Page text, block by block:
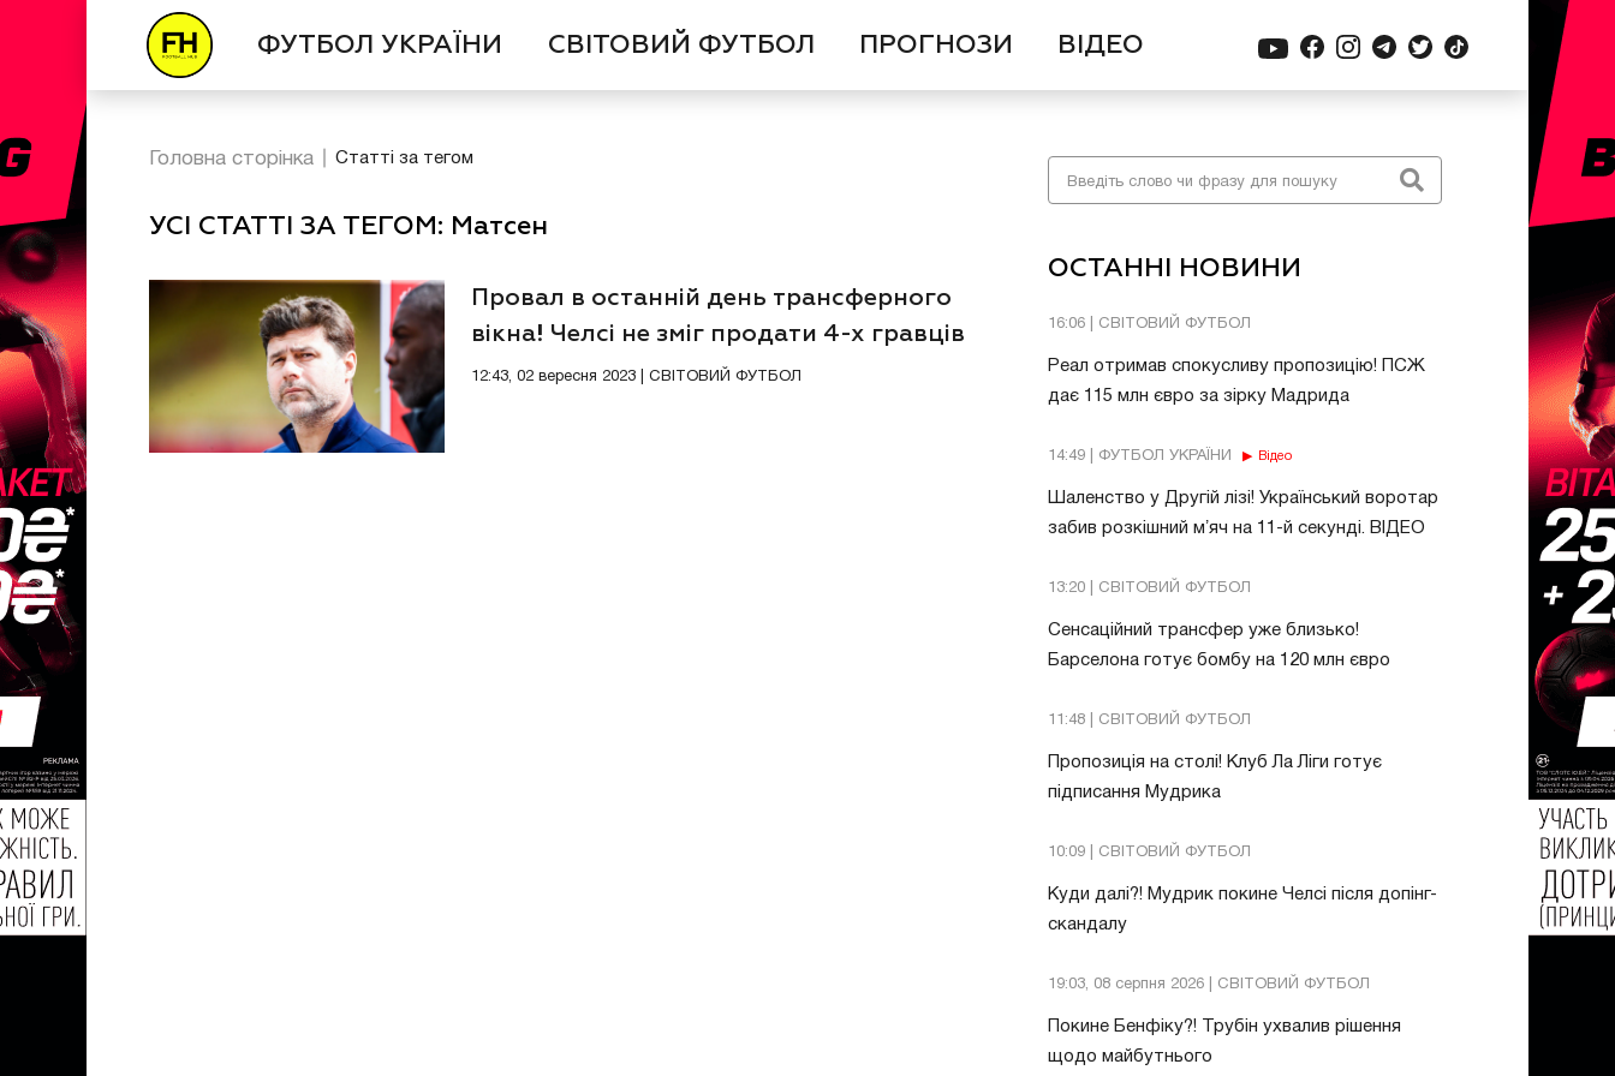
ФУТБОЛ УКРАЇНИ СВІТОВИЙ ФУТБОЛ ПРОГНОЗИ ВІДЕО
ОСТАННІ НОВИНИ
16:06 | СВІТОВИЙ ФУТБОЛ
Реал отримав спокусливу пропозицію! ПСЖ
дає 115 млн євро за зірку Мадрида
14:49 | ФУТБОЛ УКРАЇНИ Відео
Шаленство у Другій лізі! Український воротар
забив розкішний мʼяч на 11-й секунді. ВІДЕО
13:20 | СВІТОВИЙ ФУТБОЛ
Сенсаційний трансфер уже близько!
Барселона готує бомбу на 120 млн євро
11:48 | СВІТОВИЙ ФУТБОЛ
Пропозиція на столі! Клуб Ла Ліги готує
підписання Мудрика
10:09 | СВІТОВИЙ ФУТБОЛ
Куди далі?! Мудрик покине Челсі після допінг-
скандалу
19:03, 08 серпня 2026 | СВІТОВИЙ ФУТБОЛ
Покине Бенфіку?! Трубін ухвалив рішення
щодо майбутнього
Головна сторінка Статті за тегом
УСІ СТАТТІ ЗА ТЕГОМ: Матсен
Провал в останній день трансферного
вікна! Челсі не зміг продати 4-х гравців
12:43, 02 вересня 2023 | СВІТОВИЙ ФУТБОЛ